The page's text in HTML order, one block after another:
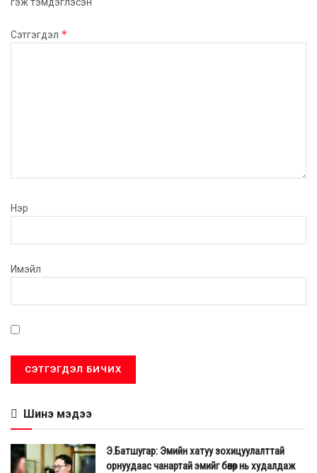
Сэтгэгдэл *
Нэр
Имэйл
Шинэ мэдээ
Э.Батшугар: Эмийн хатуу зохицуулалттай
орнуудаас чанартай эмийг бөөнөөр нь худалдаж